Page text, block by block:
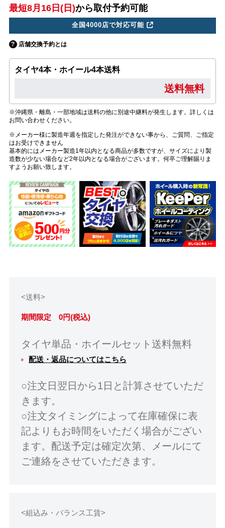
最短8月16日(日)から取付予約可能
全国4000店で対応可能
店舗交換予約とは
タイヤ4本・ホイール4本送料
送料無料
※沖縄県・離島・一部地域は送料の他に別途中継料が発生します。詳しくは
お問い合わせください。
※メーカー様に製造年週を指定した発注ができない事から、ご質問、ご指定
はお受けできません
基本的にはメーカー製造1年以内となる商品が多数ですが、サイズにより製
造数が少ない場合など2年以内となる場合がございます。何卒ご理解賜りま
すようお願い致します。
<送料>
期間限定 0円(税込)
タイヤ単品・ホイールセット送料無料
配送・返品についてはこちら
○注文日翌日から1日と計算させていただ
きます。
○注文タイミングによって在庫確保に表
記よりもお時間をいただく場合がござい
ます。配送予定は確定次第、メールにて
ご連絡をさせていただきます。
<組込み・バランス工賃>